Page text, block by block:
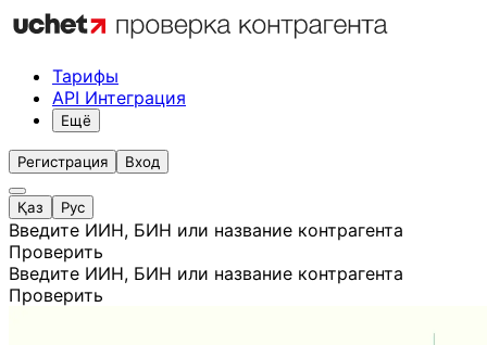
Тарифы
API Интеграция
Ещё
Регистрация Вход
Қаз Рус
Введите ИИН, БИН или название контрагента
Проверить
Введите ИИН, БИН или название контрагента
Проверить